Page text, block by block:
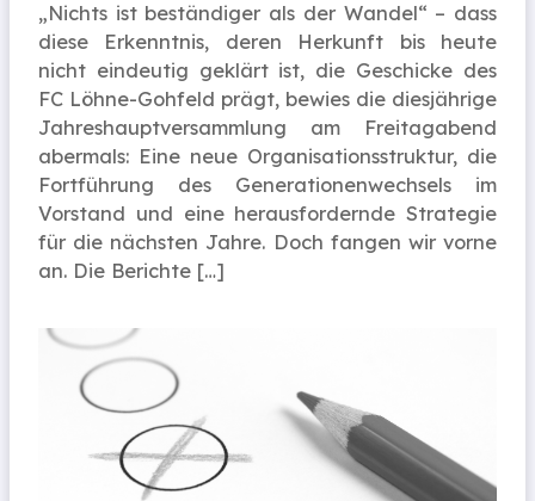
„Nichts ist beständiger als der Wandel“ – dass
diese Erkenntnis, deren Herkunft bis heute
nicht eindeutig geklärt ist, die Geschicke des
FC Löhne-Gohfeld prägt, bewies die diesjährige
Jahreshauptversammlung am Freitagabend
abermals: Eine neue Organisationsstruktur, die
Fortführung des Generationenwechsels im
Vorstand und eine herausfordernde Strategie
für die nächsten Jahre. Doch fangen wir vorne
an. Die Berichte […]